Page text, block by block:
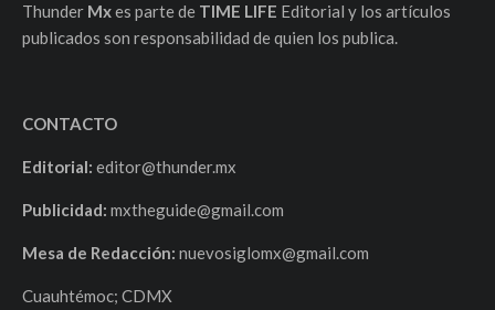
Thunder Mxes parte de TIME LIFE Editorial y los artículos
publicados son responsabilidad de quien los publica.
CONTACTO
Editorial: editor@thunder.mx
Publicidad: mxtheguide@gmail.com
Mesa de Redacción: nuevosiglomx@gmail.com
Cuauhtémoc; CDMX